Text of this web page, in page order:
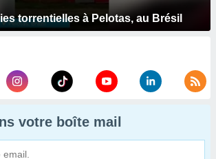
torrentielles à Pelotas, au Brésil
votre boîte mail